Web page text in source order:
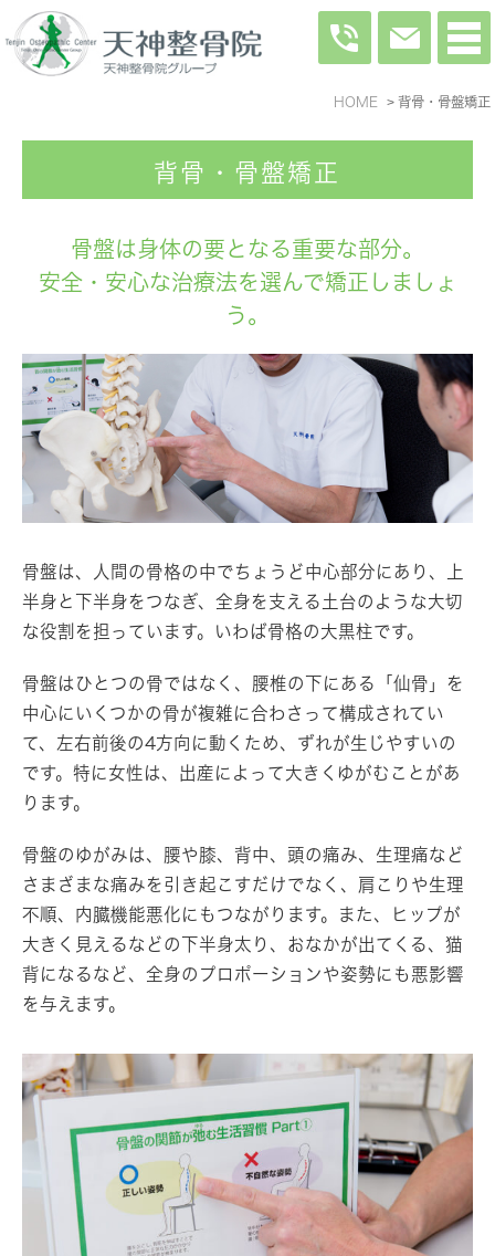
HOME 背骨・骨盤矯正
背骨・骨盤矯正
骨盤は身体の要となる重要な部分。
安全・安心な治療法を選んで矯正しましょ
う。
骨盤は、人間の骨格の中でちょうど中心部分にあり、上
半身と下半身をつなぎ、全身を支える土台のような大切
な役割を担っています。いわば骨格の大黒柱です。
骨盤はひとつの骨ではなく、腰椎の下にある「仙骨」を
中心にいくつかの骨が複雑に合わさって構成されてい
て、左右前後の4方向に動くため、ずれが生じやすいの
です。特に女性は、出産によって大きくゆがむことがあ
ります。
骨盤のゆがみは、腰や膝、背中、頭の痛み、生理痛など
さまざまな痛みを引き起こすだけでなく、肩こりや生理
不順、内臓機能悪化にもつながります。また、ヒップが
大きく見えるなどの下半身太り、おなかが出てくる、猫
背になるなど、全身のプロポーションや姿勢にも悪影響
を与えます。